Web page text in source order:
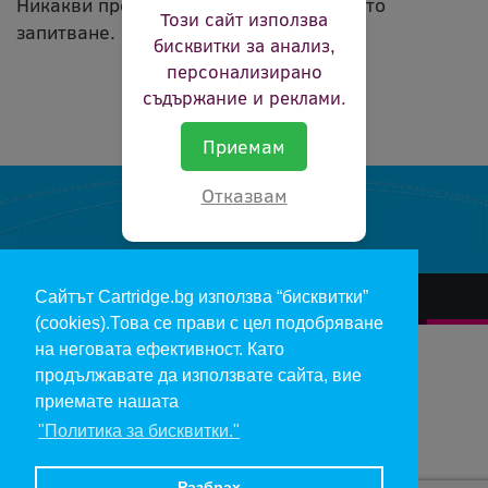
Сайтът Cartridge.bg използва “бисквитки”
(cookies).Това се прави с цел подобряване
на неговата ефективност. Като
продължавате да използвате сайта, вие
приемате нашата
"Политика за бисквитки."
запитване.
Този сайт използва
бисквитки за анализ,
персонализирано
съдържание и реклами.
Приемам
Отказвам
За нас Гаранции и рекламации Контакт Доставка
Отказ и връщане на продукти Общи условия за ползване
Изкупуване на празни касети
Цените в евро са изчислени по фиксирания курс 1 € = 1.95583 лв.